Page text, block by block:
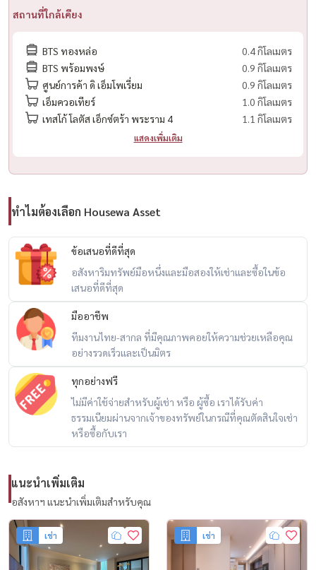
– ครอบครัวเล็กที่มีสัตว์เลี้ยง
🔥 ห้องใหญ่ pet-friendly + private luxury + ทำเล prime thonglor 🔥
📲 สนใจนัดชม / For private viewing / 预约看房
+66 (0)90-993-5832
Email:
Website: www.housewathailand.com
Facebook: Housewa Asset
#Via34 #คอนโดสุขุมวิท34 #คอนโดทองหล่อ #PetFriendlyBangkok
#LuxuryCondoBangkok #BangkokRental #HousewaThailand
สถานที่ใกล้เคียง
BTS ทองหล่อ
0.4 กิโลเมตร
BTS พร้อมพงษ์
0.9 กิโลเมตร
ศูนย์การค้า ดิ เอ็มโพเรี่ยม
0.9 กิโลเมตร
เอ็มควอเทียร์
1.0 กิโลเมตร
เทสโก้ โลตัส เอ็กซ์ตร้า พระราม 4
1.1 กิโลเมตร
แสดงเพิ่มเติม
ทำไมต้องเลือก Housewa Asset
ข้อเสนอที่ดีที่สุด
อสังหาริมทรัพย์มือหนึ่งและมือสองให้เช่าและซื้อในข้อ
เสนอที่ดีที่สุด
มืออาชีพ
ทีมงานไทย-สากล ที่มีคุณภาพคอยให้ความช่วยเหลือคุณ
อย่างรวดเร็วและเป็นมิตร
ทุกอย่างฟรี
ไม่มีค่าใช้จ่ายสำหรับผู้เช่า หรือ ผู้ซื้อ เราได้รับค่า
ธรรมเนียมผ่านจากเจ้าของทรัพย์ในกรณีที่คุณตัดสินใจเช่า
หรือซื้อกับเรา
แนะนำเพิ่มเติม
อสังหาฯ แนะนำเพิ่มเติมสำหรับคุณ
เช่า เช่า